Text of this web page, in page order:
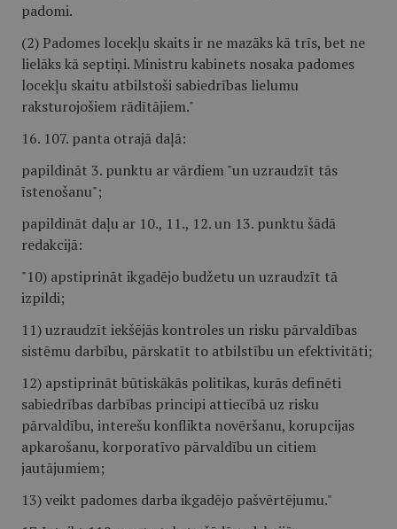
padomi.
(2) Padomes locekļu skaits ir ne mazāks kā trīs, bet ne
lielāks kā septiņi. Ministru kabinets nosaka padomes
locekļu skaitu atbilstoši sabiedrības lielumu
raksturojošiem rādītājiem."
16. 107. panta otrajā daļā:
papildināt 3. punktu ar vārdiem "un uzraudzīt tās
īstenošanu";
papildināt daļu ar 10., 11., 12. un 13. punktu šādā
redakcijā:
"10) apstiprināt ikgadējo budžetu un uzraudzīt tā
izpildi;
11) uzraudzīt iekšējās kontroles un risku pārvaldības
sistēmu darbību, pārskatīt to atbilstību un efektivitāti;
12) apstiprināt būtiskākās politikas, kurās definēti
sabiedrības darbības principi attiecībā uz risku
pārvaldību, interešu konflikta novēršanu, korupcijas
apkarošanu, korporatīvo pārvaldību un citiem
jautājumiem;
13) veikt padomes darba ikgadējo pašvērtējumu."